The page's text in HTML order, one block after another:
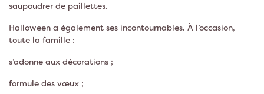
saupoudrer de paillettes.
Halloween a également ses incontournables. À l’occasion,
toute la famille :
s’adonne aux décorations ;
formule des vœux ;